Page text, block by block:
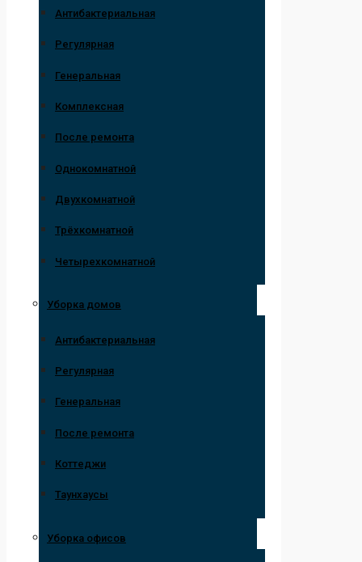
Антибактериальная
Регулярная
Генеральная
Комплексная
После ремонта
Однокомнатной
Двухкомнатной
Трёхкомнатной
Четырехкомнатной
Уборка домов
Антибактериальная
Регулярная
Генеральная
После ремонта
Коттеджи
Таунхаусы
Уборка офисов